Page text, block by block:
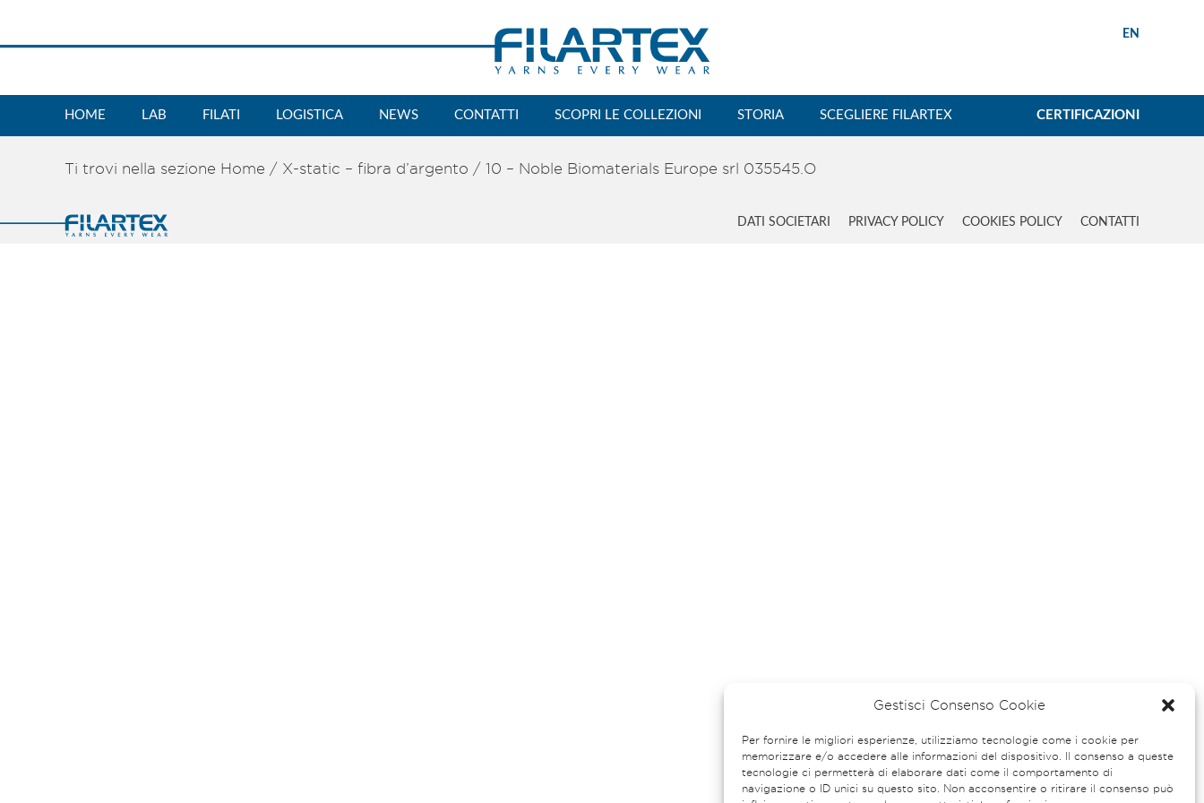
Gestisci Consenso Cookie
Per fornire le migliori esperienze, utilizziamo tecnologie come i cookie per
memorizzare e/o accedere alle informazioni del dispositivo. Il consenso a queste
tecnologie ci permetterà di elaborare dati come il comportamento di
navigazione o ID unici su questo sito. Non acconsentire o ritirare il consenso può
EN
HOME LAB FILATI LOGISTICA NEWS CONTATTI SCOPRI LE COLLEZIONI STORIA SCEGLIERE FILARTEX CERTIFICAZIONI
Ti trovi nella sezione Home / X-static – fibra d’argento / 10 – Noble Biomaterials Europe srl 035545.O
DATI SOCIETARI PRIVACY POLICY COOKIES POLICY CONTATTI